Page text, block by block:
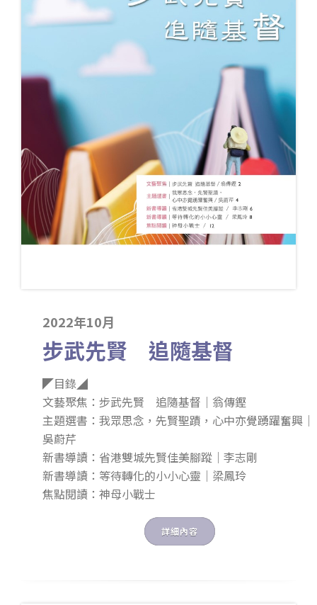
2022年10月
步武先賢 追隨基督
◤目錄◢
文藝聚焦：步武先賢 追隨基督｜翁傳鏗
主題選書：我眾思念，先賢聖蹟，心中亦覺踴躍奮興｜
吳蔚芹
新書導讀：省港雙城先賢佳美腳蹤｜李志剛
新書導讀：等待轉化的小小心靈｜梁鳳玲
焦點閱讀：神母小戰士
詳細內容